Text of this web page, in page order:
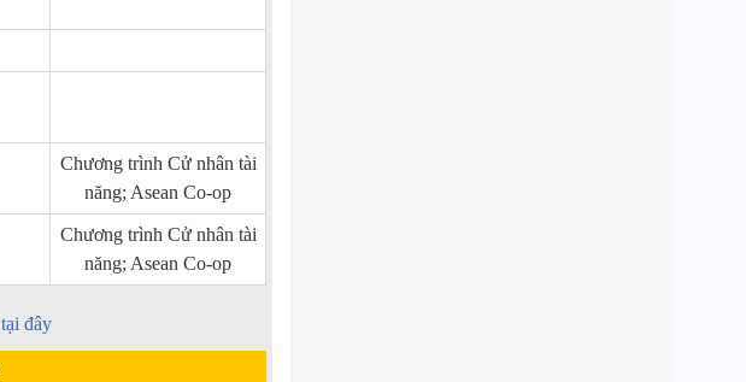
Chương trình Cử nhân tài
năng; Asean Co-op
Chương trình Cử nhân tài
năng; Asean Co-op
tại đây